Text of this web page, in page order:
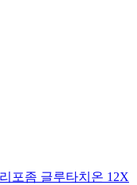
포좀 글루타치온 12X